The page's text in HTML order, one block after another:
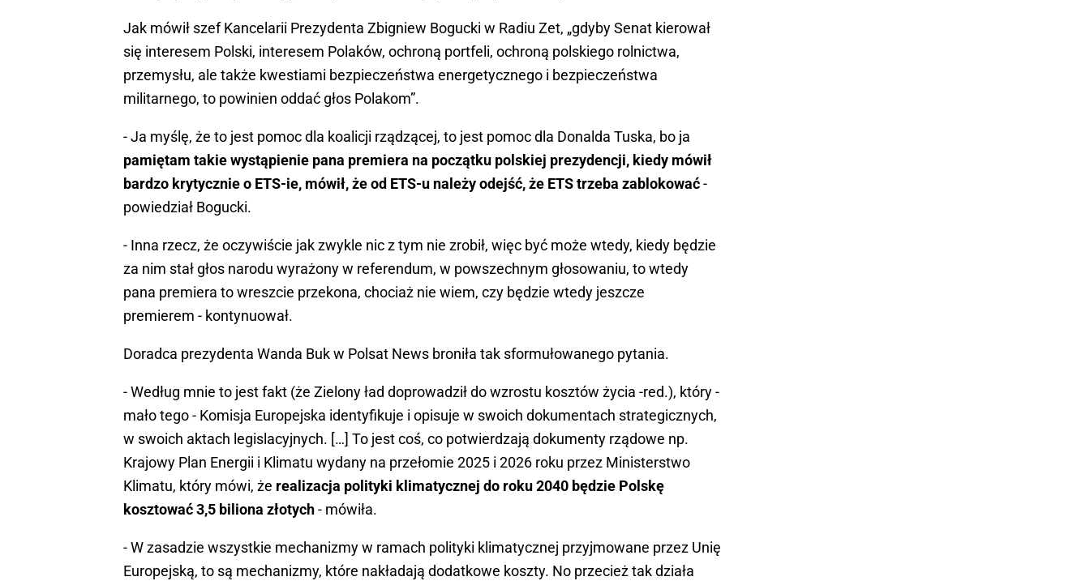
Jak mówił szef Kancelarii Prezydenta Zbigniew Bogucki w Radiu Zet, „gdyby Senat kierował
się interesem Polski, interesem Polaków, ochroną portfeli, ochroną polskiego rolnictwa,
przemysłu, ale także kwestiami bezpieczeństwa energetycznego i bezpieczeństwa
militarnego, to powinien oddać głos Polakom”.
- Ja myślę, że to jest pomoc dla koalicji rządzącej, to jest pomoc dla Donalda Tuska, bo ja
pamiętam takie wystąpienie pana premiera na początku polskiej prezydencji, kiedy mówił
bardzo krytycznie o ETS-ie, mówił, że od ETS-u należy odejść, że ETS trzeba zablokować-
powiedział Bogucki.
- Inna rzecz, że oczywiście jak zwykle nic z tym nie zrobił, więc być może wtedy, kiedy będzie
za nim stał głos narodu wyrażony w referendum, w powszechnym głosowaniu, to wtedy
pana premiera to wreszcie przekona, chociaż nie wiem, czy będzie wtedy jeszcze
premierem - kontynuował.
Doradca prezydenta Wanda Buk w Polsat News broniła tak sformułowanego pytania.
- Według mnie to jest fakt (że Zielony ład doprowadził do wzrostu kosztów życia -red.), który -
mało tego - Komisja Europejska identyfikuje i opisuje w swoich dokumentach strategicznych,
w swoich aktach legislacyjnych. […] To jest coś, co potwierdzają dokumenty rządowe np.
Krajowy Plan Energii i Klimatu wydany na przełomie 2025 i 2026 roku przez Ministerstwo
Klimatu, który mówi, że realizacja polityki klimatycznej do roku 2040 będzie Polskę
kosztować 3,5 biliona złotych- mówiła.
- W zasadzie wszystkie mechanizmy w ramach polityki klimatycznej przyjmowane przez Unię
Europejską, to są mechanizmy, które nakładają dodatkowe koszty. No przecież tak działa